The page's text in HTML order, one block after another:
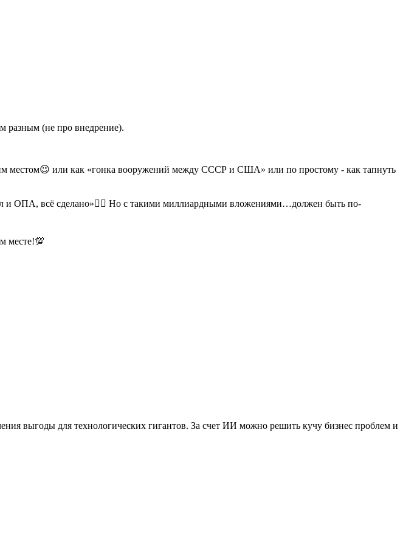
разным (не про внедрение).
местом😉 или как «гонка вооружений между СССР и США» или по простому - как тапнуть
всё сделано»👍🏻 Но с такими миллиардными вложениями…должен быть по-
месте!💯
выгоды для технологических гигантов. За счет ИИ можно решить кучу бизнес проблем и